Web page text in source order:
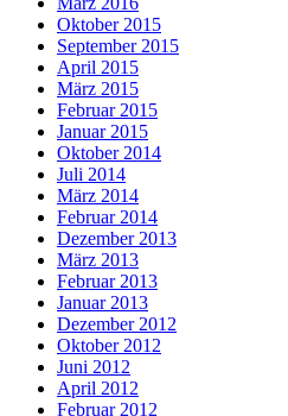
Oktober 2015
September 2015
April 2015
März 2015
Februar 2015
Januar 2015
Oktober 2014
Juli 2014
März 2014
Februar 2014
Dezember 2013
März 2013
Februar 2013
Januar 2013
Dezember 2012
Oktober 2012
Juni 2012
April 2012
Februar 2012